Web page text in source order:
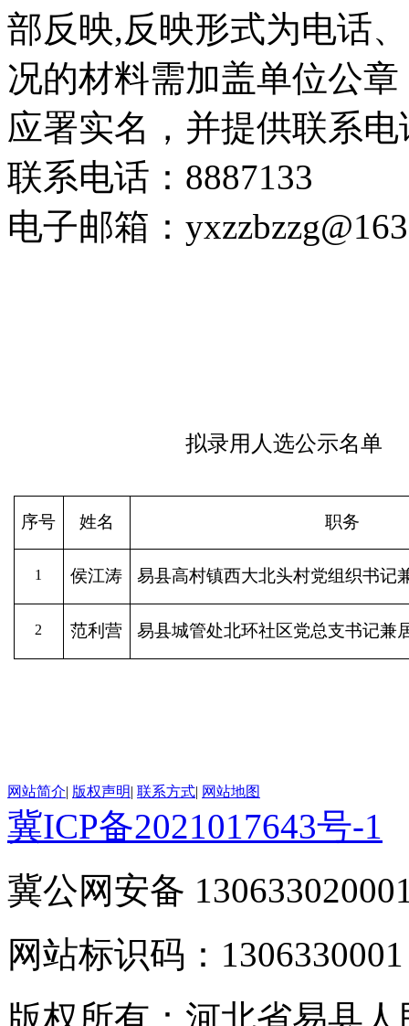
部反映,反映形式为电话
况的材料需加盖单位公
应署实名，并提供联系电
联系电话：8887133
电子邮箱：
拟录用人选公示名单
序号 姓名 职务
1 侯江涛 易县高村镇西大北头村党组织书记
2 范利营 易县城管处北环社区党总支书记兼
网站简介| 版权声明| 联系方式| 网站地图
冀ICP备2021017643号-1
冀公网安备
网站标识码：1306330001